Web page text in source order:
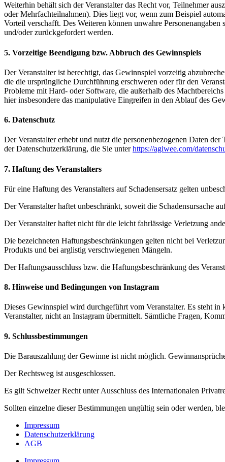
Weiterhin behält sich der Veranstalter das Recht vor, Teilnehmer
oder Mehrfachteilnahmen). Dies liegt vor, wenn zum Beispiel
Vorteil verschafft. Des Weiteren können unwahre
und/oder zurückgefordert werden.
5. Vorzeitige Beendigung bzw. Abbruch des Gewinnspiels
Der Veranstalter ist berechtigt, das Gewinnspiel vorzeitig
die die ursprüngliche Durchführung erschweren oder für den
Probleme mit Hard- oder Software, die außerhalb des
hier insbesondere das manipulative Eingreifen in den Ablauf des
6. Datenschutz
Der Veranstalter erhebt und nutzt die personenbezogenen Daten
der Datenschutzerklärung, die Sie unterhttps://agiwee.com/
7. Haftung des Veranstalters
Für eine Haftung des Veranstalters auf Schadensersatz gelten
Der Veranstalter haftet unbeschränkt, soweit die Schadensursache
Der Veranstalter haftet nicht für die leicht fahrlässige Verletzung
Die bezeichneten Haftungsbeschränkungen gelten nicht bei
Produkts und bei arglistig verschwiegenen Mängeln.
Der Haftungsausschluss bzw. die Haftungsbeschränkung des
8. Hinweise und Bedingungen von Instagram
Dieses Gewinnspiel wird durchgeführt vom Veranstalter. Es steht
Veranstalter, nicht an Instagram übermittelt. Sämtliche Fragen,
9. Schlussbestimmungen
Die Barauszahlung der Gewinne ist nicht möglich.
Der Rechtsweg ist ausgeschlossen.
Es gilt Schweizer Recht unter Ausschluss des Internationalen
Sollten einzelne dieser Bestimmungen ungültig sein oder werden,
Impressum
Datenschutzerklärung
AGB